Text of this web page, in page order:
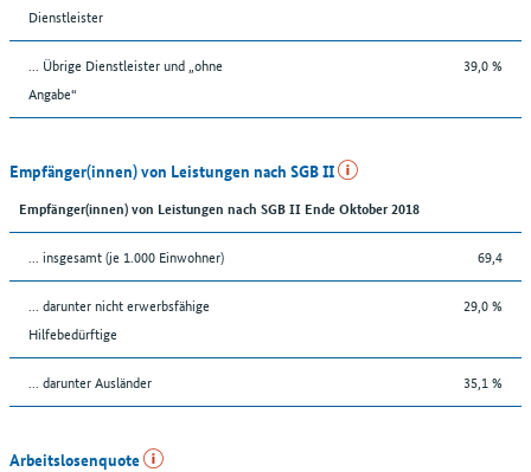
Dienstleister
... Übrige Dienstleister und „ohne
Angabe“
39,0 %
Empfänger(innen) von Leistungen nach SGB II
Empfänger(innen) von Leistungen nach SGB II Ende Oktober 2018
... insgesamt (je 1.000 Einwohner) 69,4
... darunter nicht erwerbsfähige
Hilfebedürftige
29,0 %
... darunter Ausländer 35,1 %
Arbeitslosenquote